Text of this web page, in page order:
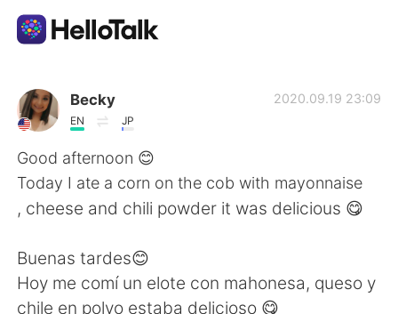
Ứng dụng trao đổi ngôn ngữ
AI Grammar Checker
Tiếng Việt
English
Becky
EN JP
2020.09.19 23:09
Good afternoon 😊
Today I ate a corn on the cob with mayonnaise
, cheese and chili powder it was delicious 😋
Buenas tardes😊
Hoy me comí un elote con mahonesa, queso y
chile en polvo estaba delicioso 😋